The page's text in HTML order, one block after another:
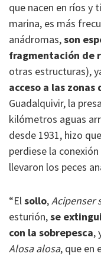
que nacen en ríos y
marina, es más
anádromas,son
fragmentación de
otras estructuras),
acceso a las
Guadalquivir, la
kilómetros aguas
desde 1931, hizo
perdiese la
llevaron los peces
“Elsollo,Acipenser
esturión,se
con la sobrepesca,
Alosa alosa, que en